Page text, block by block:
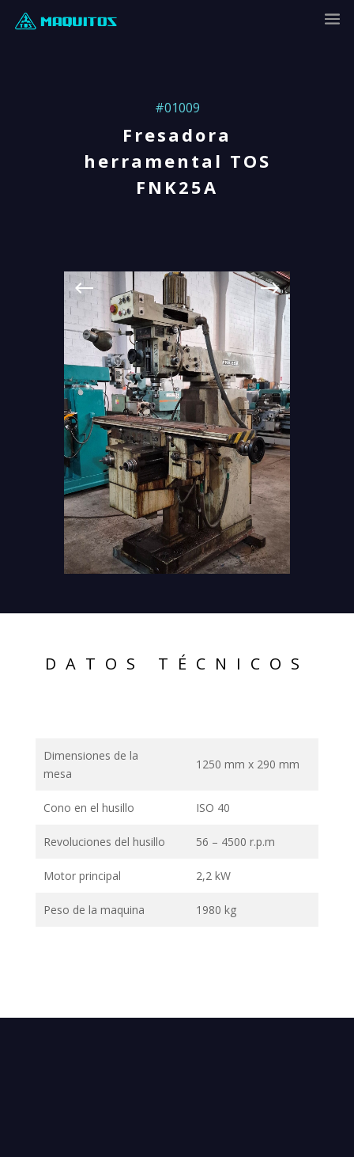
#01009
Fresadora
herramental TOS
FNK25A
DATOS TÉCNICOS
Dimensiones de la
mesa
1250 mm x 290 mm
Cono en el husillo ISO 40
Revoluciones del husillo 56 – 4500 r.p.m
Motor principal 2,2 kW
Peso de la maquina 1980 kg